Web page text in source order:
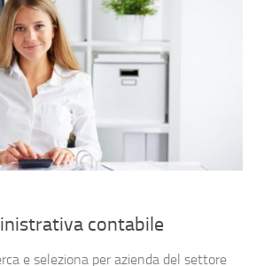
contabile
e seleziona per azienda del settore